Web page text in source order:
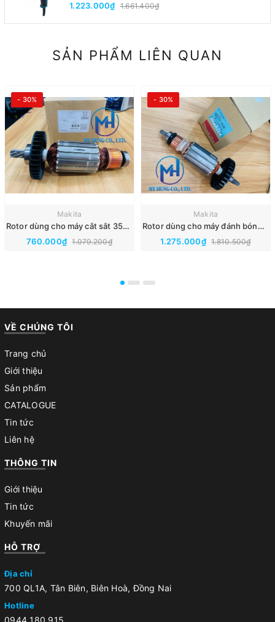
1.223.000₫ 1.661.400₫
SẢN PHẨM LIÊN QUAN
- 30%
Makita
Rotor dùng cho máy cắt sắt 350mm MT240 mã 516883-3 chính hãng Makita.
760.000₫ 1.079.200₫
- 30%
Makita
Rotor dùng cho máy đánh bóng 180mm 9237C mã 516308-7 chính hãng Makita.
1.275.000₫ 1.810.500₫
VỀ CHÚNG TÔI
Trang chủ
Giới thiệu
Sản phẩm
CATALOGUE
Tin tức
Liên hệ
THÔNG TIN
Giới thiệu
Tin tức
Khuyến mãi
HỖ TRỢ
Địa chỉ
700 QL1A, Tân Biên, Biên Hoà, Đồng Nai
Hotline
0944 180 915